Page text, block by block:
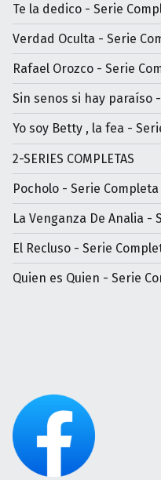
Te la dedico - Serie
Verdad Oculta - Serie
Rafael Orozco - Serie
Sin senos si hay paraíso
Yo soy Betty , la fea -
2-SERIES COMPLETAS
Pocholo - Serie Completa
La Venganza De Analia -
El Recluso - Serie
Quien es Quien - Serie